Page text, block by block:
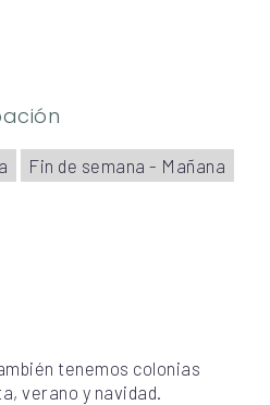
Fin de semana - Mañana
tenemos colonias
verano y navidad.